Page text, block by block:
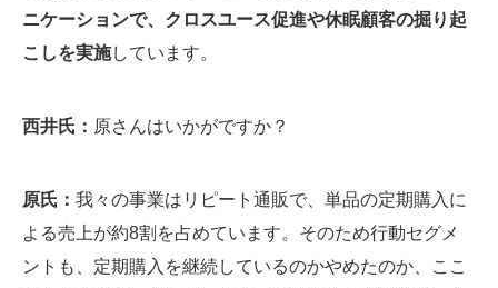
ニケーションで、クロスユース促進や休眠顧客の掘り起
こしを実施しています。
西井氏： 原さんはいかがですか？
原氏： 我々の事業はリピート通販で、単品の定期購入に
よる売上が約8割を占めています。そのため行動セグメ
ントも、定期購入を継続しているのかやめたのか、ここ